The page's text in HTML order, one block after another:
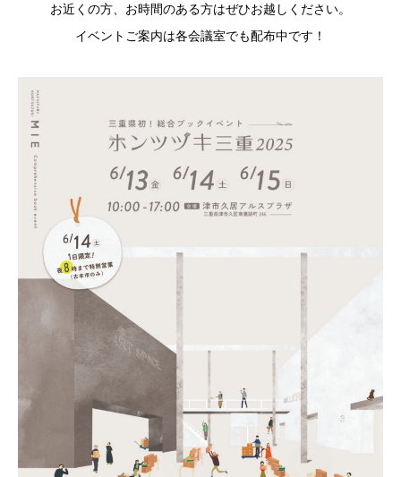
お近くの方、お時間のある方はぜひお越しください。
イベントご案内は各会議室でも配布中です！